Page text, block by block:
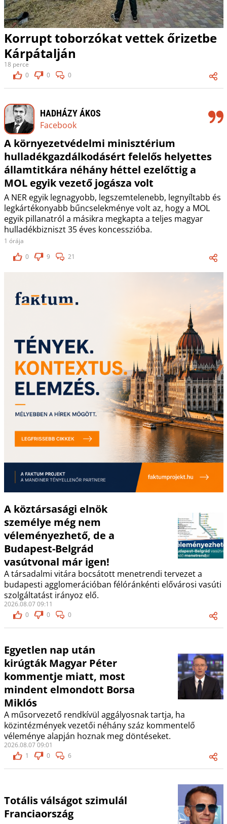
Korrupt toborzókat vettek őrizetbe
Kárpátalján
18 perce
0
0 0
HADHÁZY ÁKOS
Facebook
A környezetvédelmi minisztérium
hulladékgazdálkodásért felelős helyettes
államtitkára néhány héttel ezelőttig a
MOL egyik vezető jogásza volt
A NER egyik legnagyobb, legszemtelenebb, legnyíltabb és
legkártékonyabb bűncselekménye volt az, hogy a MOL
egyik pillanatról a másikra megkapta a teljes magyar
hulladékbizniszt 35 éves koncesszióba.
1 órája
0
9 21
A köztársasági elnök
személye még nem
véleményezhető, de a
Budapest-Belgrád
vasútvonal már igen!
A társadalmi vitára bocsátott menetrendi tervezet a
budapesti agglomerációban félóránkénti elővárosi vasúti
szolgáltatást irányoz elő.
2026.08.07 09:11
0
0 0
Egyetlen nap után
kirúgták Magyar Péter
kommentje miatt, most
mindent elmondott Borsa
Miklós
A műsorvezető rendkívül aggályosnak tartja, ha
közintézmények vezetői néhány száz kommentelő
véleménye alapján hoznak meg döntéseket.
2026.08.07 09:01
1
0 6
Totális válságot szimulál
Franciaország